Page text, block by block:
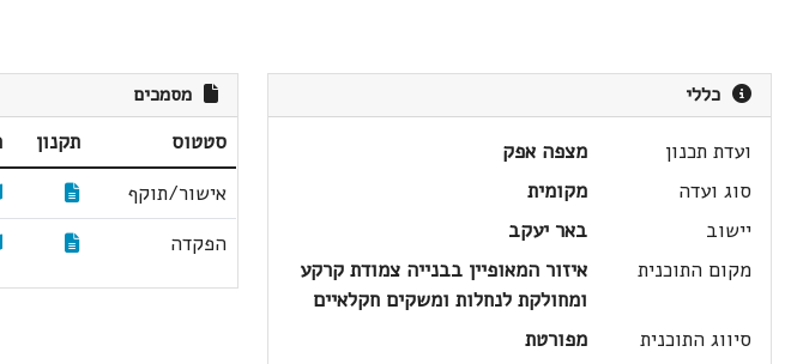
כללי
ועדת תכנון
מצפה אפק
סוג ועדה
מקומית
יישוב
באר יעקב
מקום התוכנית
איזור המאופיין בבנייה צמודת קרקע
ומחולקת לנחלות ומשקים חקלאיים
סיווג התוכנית
מפורטת
מסמכים
סטטוס תקנון
אישור/תוקף
הפקדה